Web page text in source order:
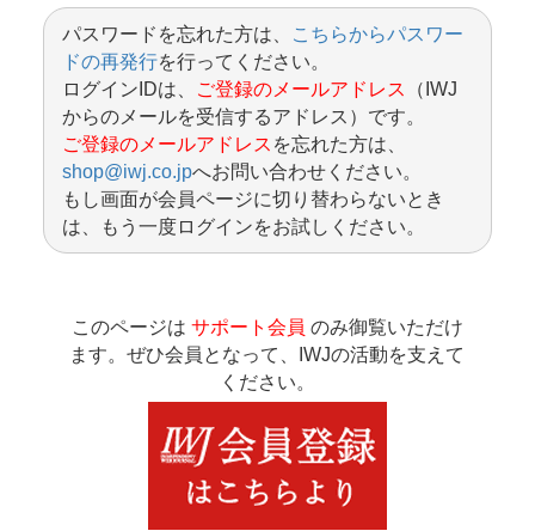
パスワードを忘れた方は、
こちらからパスワー
ドの再発行を行ってください。
ログインIDは、
ご登録のメールアドレス
（IWJ
からのメールを受信するアドレス）です。
ご登録のメールアドレス を忘れた方は、
shop@iwj.co.jpへお問い合わせください。
もし画面が会員ページに切り替わらないとき
は、もう一度ログインをお試しください。
このページは サポート会員 のみ御覧いただけ
ます。ぜひ会員となって、IWJの活動を支えて
ください。